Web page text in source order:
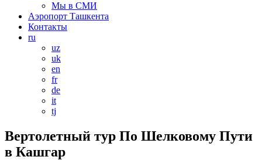
Мы в СМИ
Аэропорт Ташкента
Контакты
ru
uz
uk
en
fr
de
it
tj
Вертолетный тур По Шелковому Пути
в Кашгар